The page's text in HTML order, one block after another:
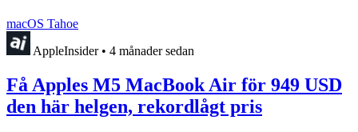
macOS Tahoe
AppleInsider • 4 månader sedan
Få Apples M5 MacBook Air för 949 USD
den här helgen, rekordlågt pris